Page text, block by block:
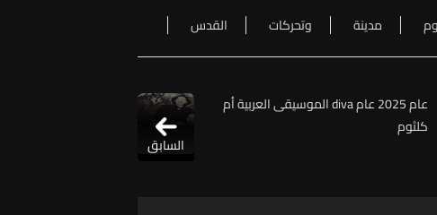
مدينة وتحركات القدس
عام 2025 عام diva الموسيقى العربية أم
كلثوم
السابق